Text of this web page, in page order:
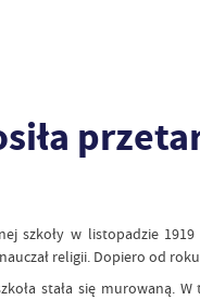
szkoły w listopadzie
religii. Dopiero od
stała się murowaną.